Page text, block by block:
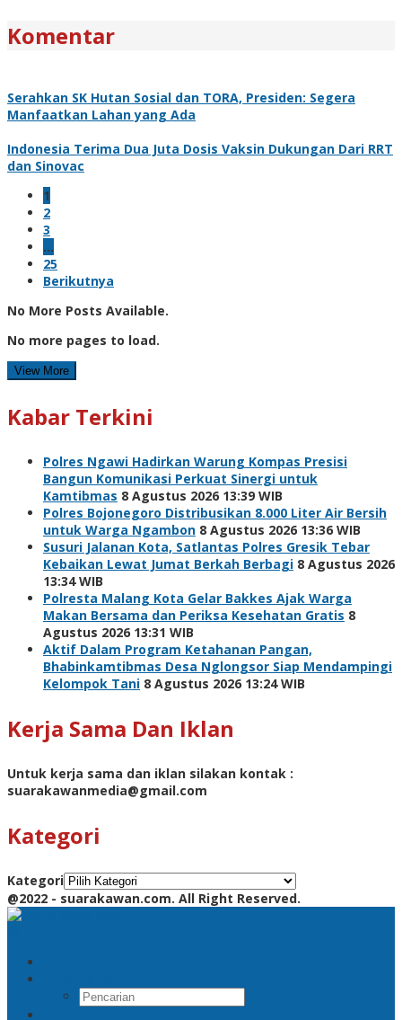
Komentar
Serahkan SK Hutan Sosial dan TORA, Presiden: Segera
Manfaatkan Lahan yang Ada
Indonesia Terima Dua Juta Dosis Vaksin Dukungan Dari RRT
dan Sinovac
1
2
3
…
25
Berikutnya
No More Posts Available.
No more pages to load.
View More
Kabar Terkini
Polres Ngawi Hadirkan Warung Kompas Presisi
Bangun Komunikasi Perkuat Sinergi untuk
Kamtibmas 8 Agustus 2026 13:39 WIB
Polres Bojonegoro Distribusikan 8.000 Liter Air Bersih
untuk Warga Ngambon 8 Agustus 2026 13:36 WIB
Susuri Jalanan Kota, Satlantas Polres Gresik Tebar
Kebaikan Lewat Jumat Berkah Berbagi 8 Agustus 2026
13:34 WIB
Polresta Malang Kota Gelar Bakkes Ajak Warga
Makan Bersama dan Periksa Kesehatan Gratis 8
Agustus 2026 13:31 WIB
Aktif Dalam Program Ketahanan Pangan,
Bhabinkamtibmas Desa Nglongsor Siap Mendampingi
Kelompok Tani 8 Agustus 2026 13:24 WIB
Kerja Sama Dan Iklan
Untuk kerja sama dan iklan silakan kontak :
suarakawanmedia@gmail.com
Kategori
Kategori
@2022 - suarakawan.com. All Right Reserved.